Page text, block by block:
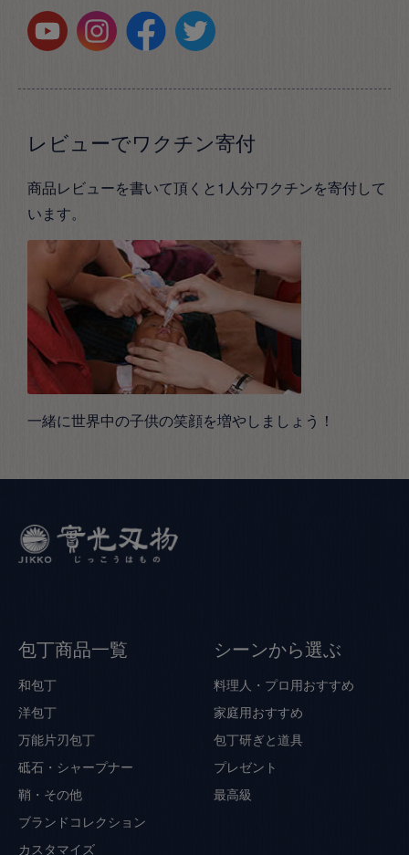
レビューでワクチン寄付
商品レビューを書いて頂くと1人分ワクチンを寄付して
います。
一緒に世界中の子供の笑顔を増やしましょう！
包丁商品一覧
和包丁
洋包丁
万能片刃包丁
砥石・シャープナー
鞘・その他
ブランドコレクション
カスタマイズ
シーンから選ぶ
料理人・プロ用おすすめ
家庭用おすすめ
包丁研ぎと道具
プレゼント
最高級